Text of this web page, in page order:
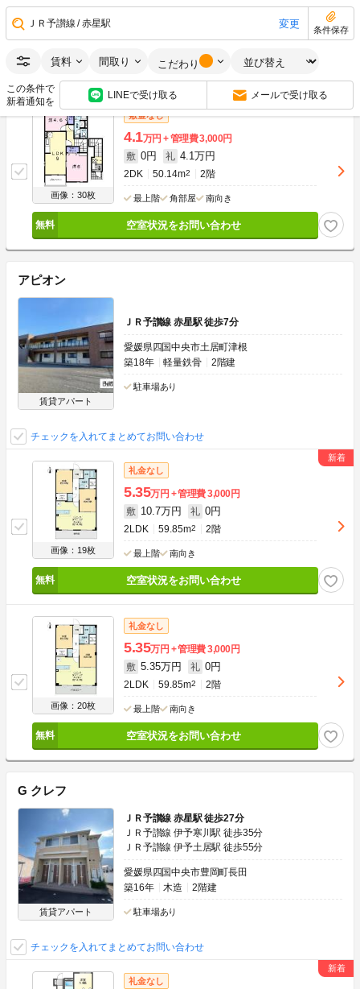
ＪＲ予讃線 赤星駅 変更
条件保存
賃料 間取り こだわり
この条件で
新着通知を
LINEで受け取る メールで受け取る
画像：20枚 最上階 角部屋 南向き
空室状況をお問い合わせ
画像：30枚
敷金なし
4.1万円 管理費3,000円
敷 0円 礼 4.1万円
2DK 50.14m2 2階
最上階 角部屋 南向き
空室状況をお問い合わせ
アピオン
賃貸アパート
ＪＲ予讃線 赤星駅 徒歩7分
愛媛県四国中央市土居町津根
築18年
軽量鉄骨 2階建
駐車場あり
チェックを入れてまとめてお問い合わせ
画像：19枚
礼金なし
5.35万円 管理費3,000円
敷 10.7万円 礼 0円
2LDK 59.85m2 2階
最上階 南向き
空室状況をお問い合わせ
画像：20枚
礼金なし
5.35万円 管理費3,000円
敷 5.35万円 礼 0円
2LDK 59.85m2 2階
最上階 南向き
空室状況をお問い合わせ
G クレフ
賃貸アパート
ＪＲ予讃線 赤星駅 徒歩27分
ＪＲ予讃線 伊予寒川駅 徒歩35分
ＪＲ予讃線 伊予土居駅 徒歩55分
愛媛県四国中央市豊岡町長田
築16年
木造 2階建
駐車場あり
チェックを入れてまとめてお問い合わせ
礼金なし